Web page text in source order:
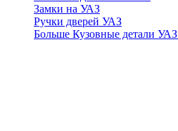
Замки на УАЗ
Ручки дверей УАЗ
Больше Кузовные детали УАЗ